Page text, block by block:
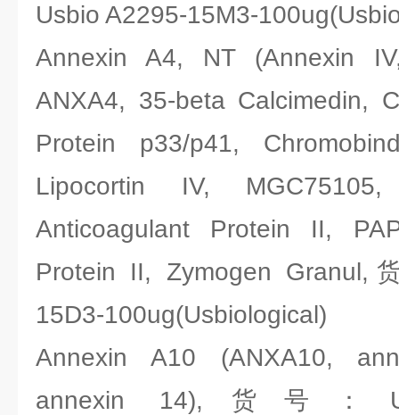
Usbio A2295-15M3-
Annexin A4, NT (Annexin
ANXA4, 35-beta Calcimedin,
Protein p33/p41,
Lipocortin IV,
Anticoagulant Protein II,
Protein II, Zymogen Granul,
15D3-100ug(Usbiological)
Annexin A10 (ANXA10,
annexin 14),货号：